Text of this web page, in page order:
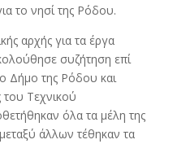
το νησί της Ρόδου.
αρχής για τα έργα
συζήτηση επί
Δήμο της Ρόδου και
του Τεχνικού
όλα τα μέλη της
άλλων τέθηκαν τα